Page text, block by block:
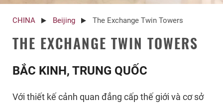
CHINA Beijing The Exchange Twin Towers
THE EXCHANGE TWIN TOWERS
BẮC KINH, TRUNG QUỐC
Với thiết kế cảnh quan đẳng cấp thế giới và cơ sở